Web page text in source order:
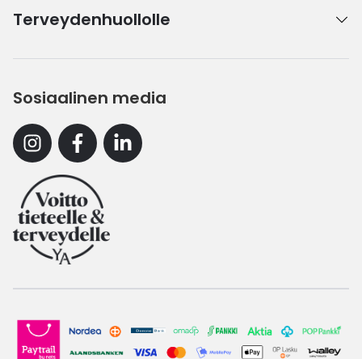
Terveydenhuollolle
Sosiaalinen media
InstagramFacebookLinkedin